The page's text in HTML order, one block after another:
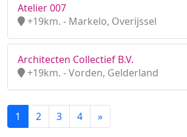
Atelier 007
+19km. - Markelo, Overijssel
Architecten Collectief B.V.
+19km. - Vorden, Gelderland
1 2 3 4 »